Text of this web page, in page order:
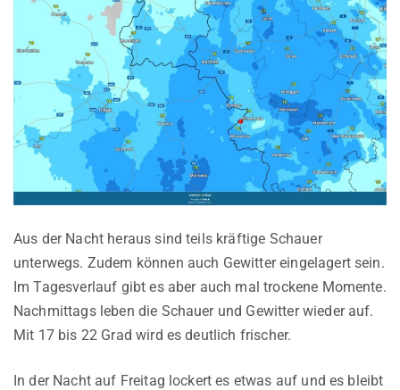
Aus der Nacht heraus sind teils kräftige Schauer
unterwegs. Zudem können auch Gewitter eingelagert sein.
Im Tagesverlauf gibt es aber auch mal trockene Momente.
Nachmittags leben die Schauer und Gewitter wieder auf.
Mit 17 bis 22 Grad wird es deutlich frischer.
In der Nacht auf Freitag lockert es etwas auf und es bleibt